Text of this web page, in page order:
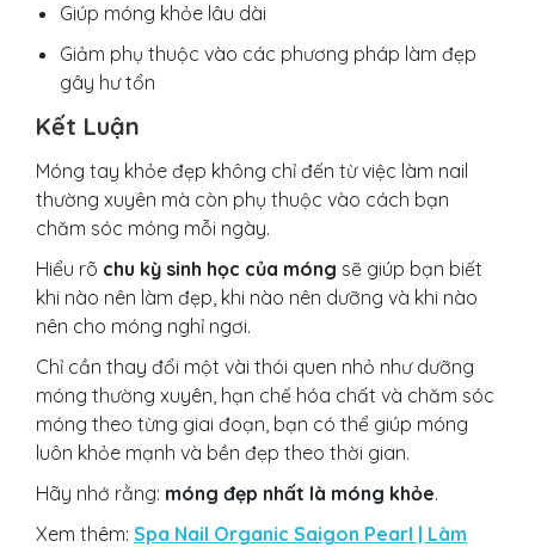
Giúp móng khỏe lâu dài
Giảm phụ thuộc vào các phương pháp làm đẹp
gây hư tổn
Kết Luận
Móng tay khỏe đẹp không chỉ đến từ việc làm nail
thường xuyên mà còn phụ thuộc vào cách bạn
chăm sóc móng mỗi ngày.
Hiểu rõ chu kỳ sinh học của móng sẽ giúp bạn biết
khi nào nên làm đẹp, khi nào nên dưỡng và khi nào
nên cho móng nghỉ ngơi.
Chỉ cần thay đổi một vài thói quen nhỏ như dưỡng
móng thường xuyên, hạn chế hóa chất và chăm sóc
móng theo từng giai đoạn, bạn có thể giúp móng
luôn khỏe mạnh và bền đẹp theo thời gian.
Hãy nhớ rằng: móng đẹp nhất là móng khỏe.
Xem thêm: Spa Nail Organic Saigon Pearl | Làm